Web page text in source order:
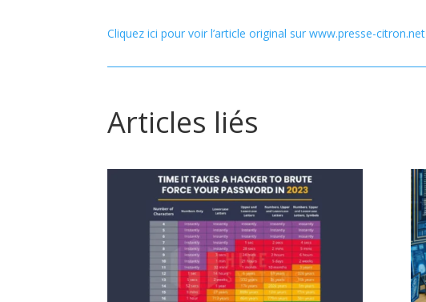
Cliquez ici pour voir l’article original sur www.presse-citron.net
Articles liés